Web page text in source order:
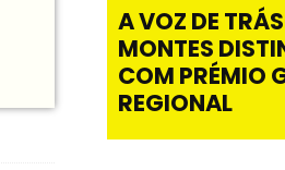
A VOZ DE
MONTES
COM PRÉMIO
REGIONAL